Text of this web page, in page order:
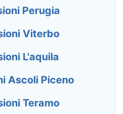
Perugia
Viterbo
L'aquila
Ascoli Piceno
Teramo